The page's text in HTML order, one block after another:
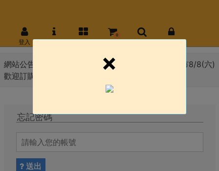
網站公告 :
8月份會員日 線上官網8/10(一) \ 永和門市8/8(六)
歡迎訂購!!!
登入 網站介紹 商品 購物車
0
商品搜尋 批發
忘記密碼
送出
×